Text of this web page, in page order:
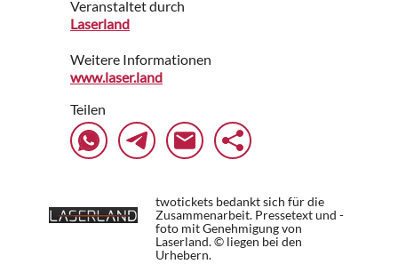
Veranstaltet durch
Laserland
Weitere Informationen
www.laser.land
Teilen
twotickets bedankt sich für die
Zusammenarbeit. Pressetext und -
foto mit Genehmigung von
Laserland. © liegen bei den
Urhebern.